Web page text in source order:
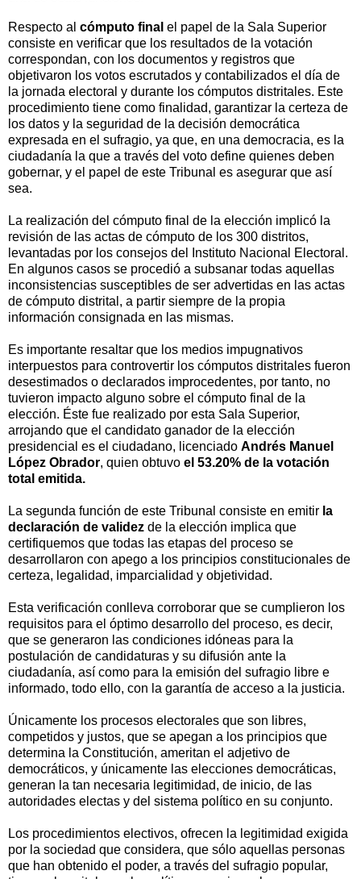
Respecto al cómputo final el papel de la Sala Superior
consiste en verificar que los resultados de la votación
correspondan, con los documentos y registros que
objetivaron los votos escrutados y contabilizados el día de
la jornada electoral y durante los cómputos distritales. Este
procedimiento tiene como finalidad, garantizar la certeza de
los datos y la seguridad de la decisión democrática
expresada en el sufragio, ya que, en una democracia, es la
ciudadanía la que a través del voto define quienes deben
gobernar, y el papel de este Tribunal es asegurar que así
sea.
La realización del cómputo final de la elección implicó la
revisión de las actas de cómputo de los 300 distritos,
levantadas por los consejos del Instituto Nacional Electoral.
En algunos casos se procedió a subsanar todas aquellas
inconsistencias susceptibles de ser advertidas en las actas
de cómputo distrital, a partir siempre de la propia
información consignada en las mismas.
Es importante resaltar que los medios impugnativos
interpuestos para controvertir los cómputos distritales fueron
desestimados o declarados improcedentes, por tanto, no
tuvieron impacto alguno sobre el cómputo final de la
elección. Éste fue realizado por esta Sala Superior,
arrojando que el candidato ganador de la elección
presidencial es el ciudadano, licenciado Andrés Manuel
López Obrador, quien obtuvo el 53.20% de la votación
total emitida.
La segunda función de este Tribunal consiste en emitir la
declaración de validez de la elección implica que
certifiquemos que todas las etapas del proceso se
desarrollaron con apego a los principios constitucionales de
certeza, legalidad, imparcialidad y objetividad.
Esta verificación conlleva corroborar que se cumplieron los
requisitos para el óptimo desarrollo del proceso, es decir,
que se generaron las condiciones idóneas para la
postulación de candidaturas y su difusión ante la
ciudadanía, así como para la emisión del sufragio libre e
informado, todo ello, con la garantía de acceso a la justicia.
Únicamente los procesos electorales que son libres,
competidos y justos, que se apegan a los principios que
determina la Constitución, ameritan el adjetivo de
democráticos, y únicamente las elecciones democráticas,
generan la tan necesaria legitimidad, de inicio, de las
autoridades electas y del sistema político en su conjunto.
Los procedimientos electivos, ofrecen la legitimidad exigida
por la sociedad que considera, que sólo aquellas personas
que han obtenido el poder, a través del sufragio popular,